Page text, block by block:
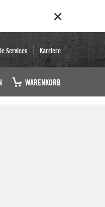
Services Karriere
WARENKORB